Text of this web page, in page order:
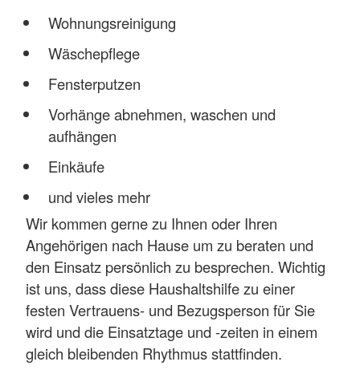
Wohnungsreinigung
Wäschepflege
Fensterputzen
Vorhänge abnehmen, waschen und
aufhängen
Einkäufe
und vieles mehr
Wir kommen gerne zu Ihnen oder Ihren
Angehörigen nach Hause um zu beraten und
den Einsatz persönlich zu besprechen. Wichtig
ist uns, dass diese Haushaltshilfe zu einer
festen Vertrauens- und Bezugsperson für Sie
wird und die Einsatztage und -zeiten in einem
gleich bleibenden Rhythmus stattfinden.